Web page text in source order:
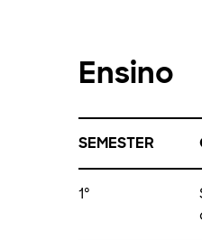
Ensino
SEMESTER
1º